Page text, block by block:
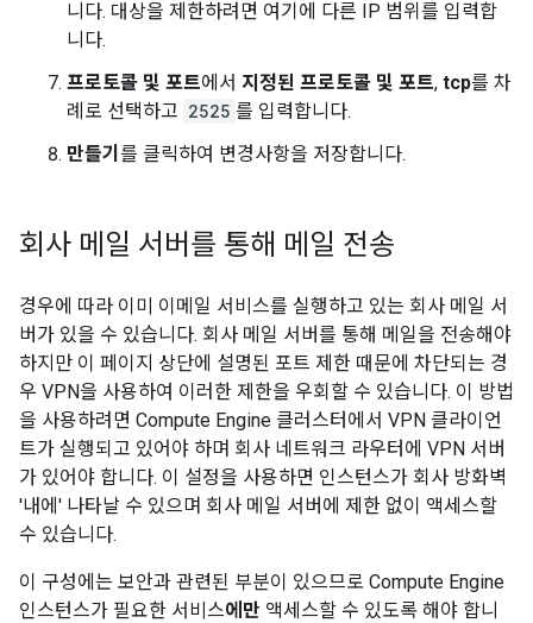
니다. 대상을 제한하려면 여기에 다른 IP 범위를 입력합
니다.
프로토콜 및 포트에서 지정된 프로토콜 및 포트, tcp를 차
례로 선택하고 2525 를 입력합니다.
만들기 를 클릭하여 변경사항을 저장합니다.
회사 메일 서버를 통해 메일 전송
경우에 따라 이미 이메일 서비스를 실행하고 있는 회사 메일 서
버가 있을 수 있습니다. 회사 메일 서버를 통해 메일을 전송해야
하지만 이 페이지 상단에 설명된 포트 제한 때문에 차단되는 경
우 VPN을 사용하여 이러한 제한을 우회할 수 있습니다. 이 방법
을 사용하려면 Compute Engine 클러스터에서 VPN 클라이언
트가 실행되고 있어야 하며 회사 네트워크 라우터에 VPN 서버
가 있어야 합니다. 이 설정을 사용하면 인스턴스가 회사 방화벽
'내에' 나타날 수 있으며 회사 메일 서버에 제한 없이 액세스할
수 있습니다.
이 구성에는 보안과 관련된 부분이 있으므로 Compute Engine
인스턴스가 필요한 서비스에만 액세스할 수 있도록 해야 합니